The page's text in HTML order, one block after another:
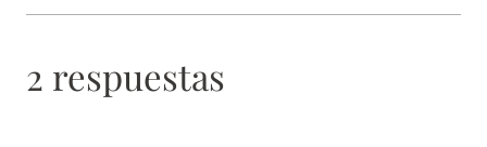
2 respuestas